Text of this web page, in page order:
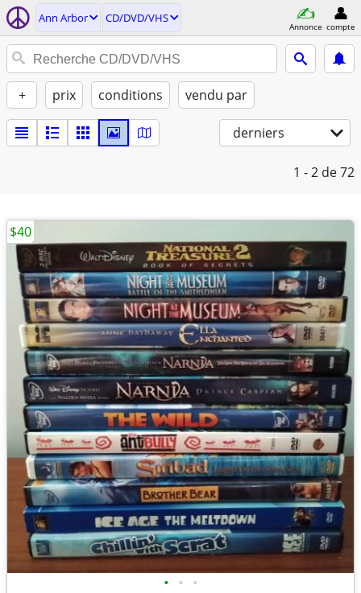
Ann Arbor CD/DVD/VHS
Annonce compte
+ prix conditions vendu par
derniers
1 - 2 de 72
• • •
$40